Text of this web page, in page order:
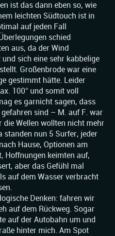
ist das dann eben so, wie
leichten Südtouch ist in
auf jeden Fall
schied
aus, da der Wind
sich eine sehr kabbelige
Großenbrode war eine
gestimmt hätte. Leider
100° und somit voll
es garnicht sagen, dass
sind – M. auf F. war
Wellen wollten nicht mehr
standen nun 5 Surfer, jeder
Hause, Optionen am
Hoffnungen keimten auf,
aber das Gefühl mal
auf dem Wasser verbracht
Denken: fahren wir
auf dem Rückweg. Sogar
auf der Autobahn um und
hinter mich. Am Spot